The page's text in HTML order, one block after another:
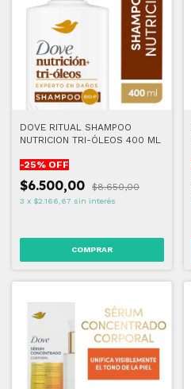
DOVE RITUAL SHAMPOO
NUTRICION TRI-ÓLEOS 400 ML
-25% OFF
$6.500,00 $8.650,00
3 x $2.166,67 sin interés